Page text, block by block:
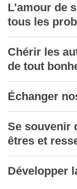
L’amour de
tous les
Chérir les
de tout
Échanger
Se souvenir
êtres et
Développer